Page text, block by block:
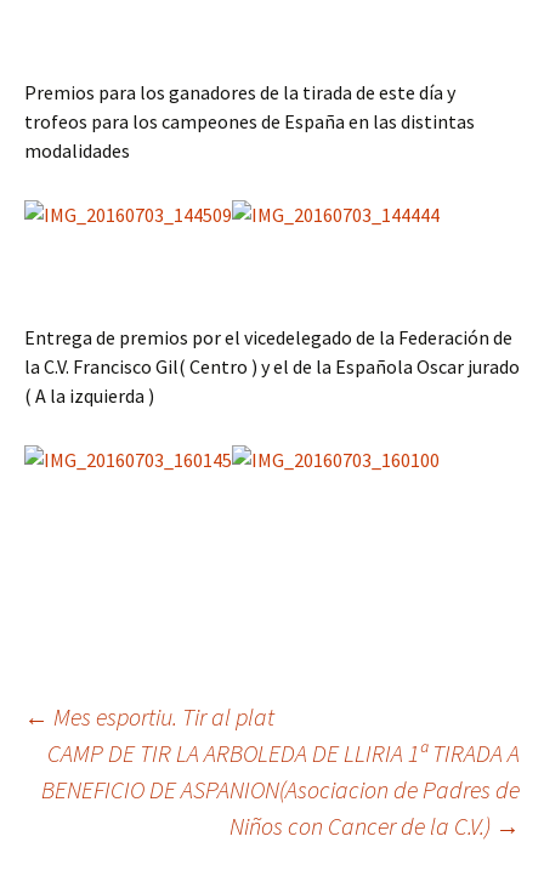
Premios para los ganadores de la tirada de este día y
trofeos para los campeones de España en las distintas
modalidades
Entrega de premios por el vicedelegado de la Federación de
la C.V. Francisco Gil( Centro ) y el de la Española Oscar jurado
( A la izquierda )
Navegación
de
← Mes esportiu. Tir al plat
CAMP DE TIR LA ARBOLEDA DE LLIRIA 1ª TIRADA A
BENEFICIO DE ASPANION(Asociacion de Padres de
Niños con Cancer de la C.V.) →